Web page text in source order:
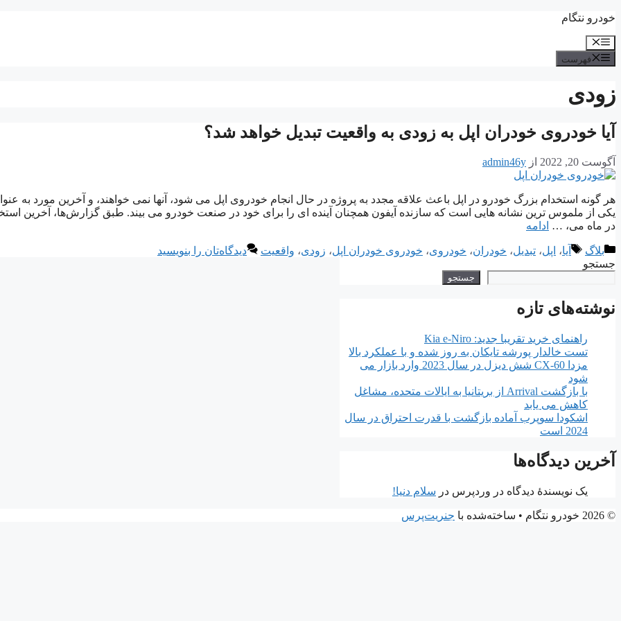
پرش
محتوا
خودرو نتگام
فهرست
فهرست
زودی
آیا خودروی خودران اپل به زودی به واقعیت تبدیل خواهد شد؟
آگوست 20, 2022 از admin46y
هر گونه استخدام بزرگ خودرو در اپل باعث علاقه مجدد به پروژه در حال انجام خودروی اپل می شود، آنها نمی خواهند، و آخرین مورد به
یکی از ملموس ترین نشانه هایی است که سازنده آیفون همچنان آینده ای را برای خود در صنعت خودرو می بیند. طبق گزارش‌ها، آخرین
در ماه می، … ادامه
دسته‌ها
بلاگ برچسب‌ها
آیا، اپل، تبدیل، خودران، خودروی، خودروی خودران اپل، زودی، واقعیت
دیدگاه‌تان را بنویسید
جستجو
جستجو
نوشته‌های تازه
راهنمای خرید تقریبا جدید: Kia e-Niro
تست خالدار پورشه تایکان به روز شده و با عملکرد بالا
مزدا CX-60 شش دیزل در سال 2023 وارد بازار می
شود
با بازگشت Arrival از بریتانیا به ایالات متحده، مشاغل
کاهش می یابد
اشکودا سوپرب آماده بازگشت با قدرت احتراق در سال
2024 است
آخرین دیدگاه‌ها
یک نویسندهٔ دیدگاه در وردپرس در سلام دنیا!
© 2026 خودرو نتگام • ساخته‌شده با جنریت‌پرس